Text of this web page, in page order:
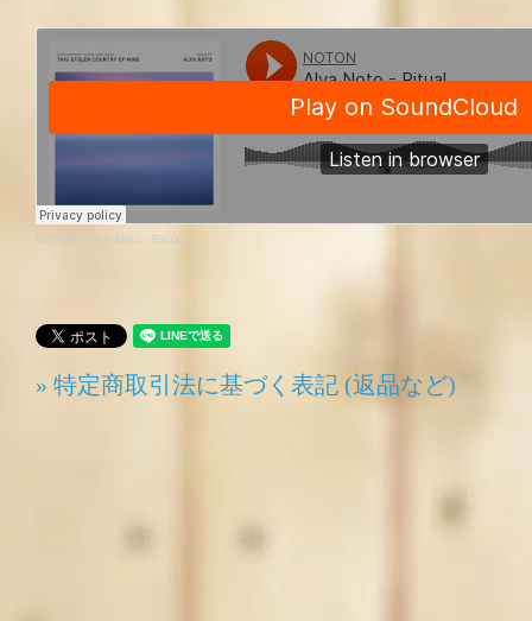
NOTON Alva Noto - Ritual
» 特定商取引法に基づく表記 (返品など)